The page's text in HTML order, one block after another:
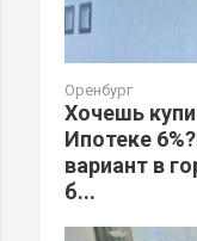
Оренбург
Хочешь
Ипотеке
вариант в
б...